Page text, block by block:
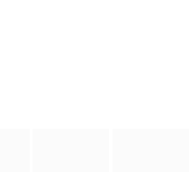
独具风格特色的田园餐厅。内容场景上，除餐厅本体